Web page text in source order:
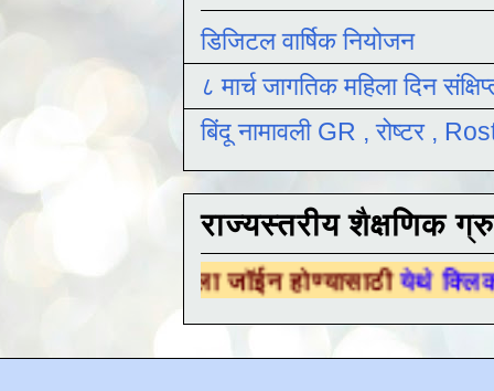
डिजिटल वार्षिक नियोजन
८ मार्च जागतिक महिला दिन
बिंदू नामावली GR , रोष्टर ,
राज्यस्तरीय शैक्षणिक
जॉईन होण्यासाठीयेथे क्लिक करा .